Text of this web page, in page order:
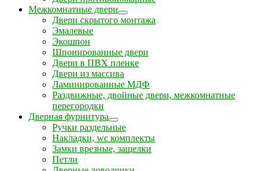
Межкомнатные двери
Двери скрытого монтажа
Эмалевые
Экошпон
Шпонированные двери
Двери в ПВХ пленке
Двери из массива
Ламинированные МДФ
Раздвижные, двойные двери, межкомнатные
перегородки
Дверная фурнитура
Ручки раздельные
Накладки, wc комплекты
Замки врезные, защелки
Петли